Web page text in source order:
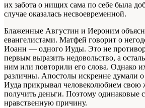
их забота о нищих сама по себе была
случае оказалась несвоевременной.
Блаженные Августин и Иероним
евангелистами. Матфей говорит о
Иоанн — одного Иуды. Это не
первым выразить недовольство, а
ним или повторили его слова. Однако
различны. Апостолы искренне думали о
Иуда прикрывал человеколюбием свою
получить деньги. Поэтому одинаковые
нравственную причину.